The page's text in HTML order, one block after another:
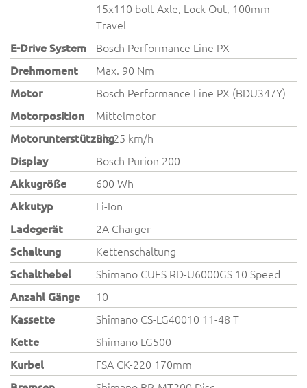
15x110 bolt Axle, Lock Out, 100mm
Travel
E-Drive System
Bosch Performance Line PX
Drehmoment
Max. 90 Nm
Motor
Bosch Performance Line PX (BDU347Y)
Motorposition
Mittelmotor
MotorunterstützungBis 25 km/h
Display
Bosch Purion 200
Akkugröße
600 Wh
Akkutyp
Li-Ion
Ladegerät
2A Charger
Schaltung
Kettenschaltung
Schalthebel
Shimano CUES RD-U6000GS 10 Speed
Anzahl Gänge
10
Kassette
Shimano CS-LG40010 11-48 T
Kette
Shimano LG500
Kurbel
FSA CK-220 170mm